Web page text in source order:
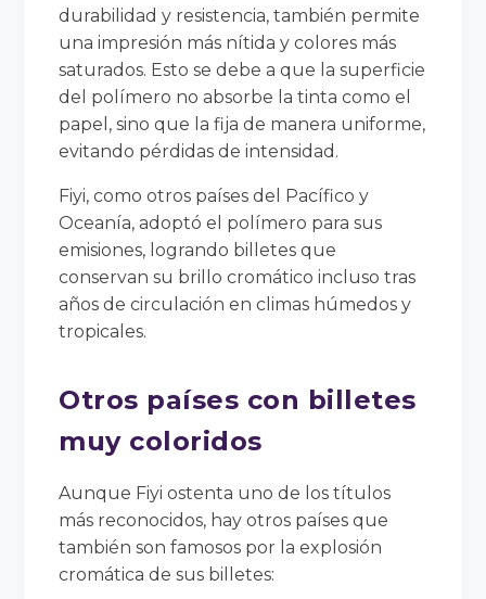
durabilidad y resistencia, también permite
una impresión más nítida y colores más
saturados. Esto se debe a que la superficie
del polímero no absorbe la tinta como el
papel, sino que la fija de manera uniforme,
evitando pérdidas de intensidad.
Fiyi, como otros países del Pacífico y
Oceanía, adoptó el polímero para sus
emisiones, logrando billetes que
conservan su brillo cromático incluso tras
años de circulación en climas húmedos y
tropicales.
Otros países con billetes
muy coloridos
Aunque Fiyi ostenta uno de los títulos
más reconocidos, hay otros países que
también son famosos por la explosión
cromática de sus billetes: